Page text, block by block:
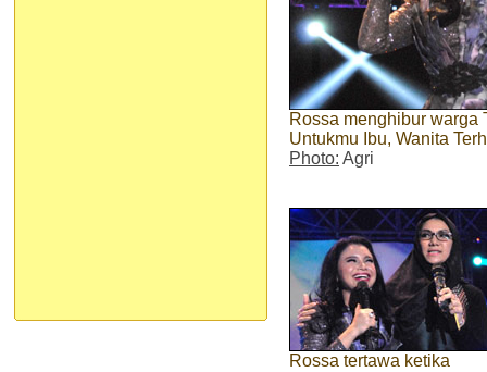
Rossa menghibur warga
Untukmu Ibu, Wanita
Photo: Agri
Rossa tertawa ketika